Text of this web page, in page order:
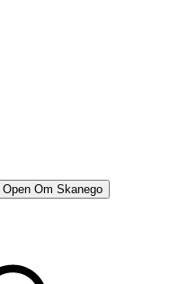
Open Om Skanego